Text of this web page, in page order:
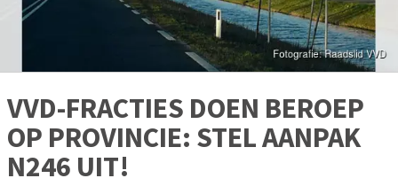
VVD-FRACTIES DOEN BEROEP
OP PROVINCIE: STEL AANPAK
N246 UIT!